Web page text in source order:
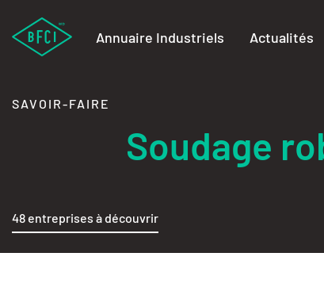
Annuaire Industriels Actualités
SAVOIR-FAIRE
Soudage
48 entreprises à découvrir